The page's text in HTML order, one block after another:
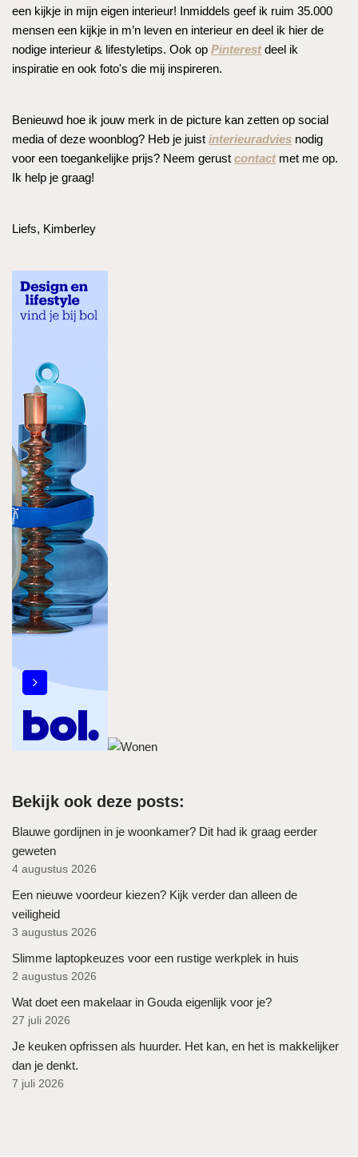
een kijkje in mijn eigen interieur! Inmiddels geef ik ruim 35.000
mensen een kijkje in m’n leven en interieur en deel ik hier de
nodige interieur & lifestyletips. Ook op Pinterestdeel ik
inspiratie en ook foto's die mij inspireren.
Benieuwd hoe ik jouw merk in de picture kan zetten op social
media of deze woonblog? Heb je juist interieuradvies nodig
voor een toegankelijke prijs? Neem gerust contactmet me op.
Ik help je graag!
Liefs, Kimberley
Bekijk ook deze posts:
Blauwe gordijnen in je woonkamer? Dit had ik graag eerder
geweten
4 augustus 2026
Een nieuwe voordeur kiezen? Kijk verder dan alleen de
veiligheid
3 augustus 2026
Slimme laptopkeuzes voor een rustige werkplek in huis
2 augustus 2026
Wat doet een makelaar in Gouda eigenlijk voor je?
27 juli 2026
Je keuken opfrissen als huurder. Het kan, en het is makkelijker
dan je denkt.
7 juli 2026